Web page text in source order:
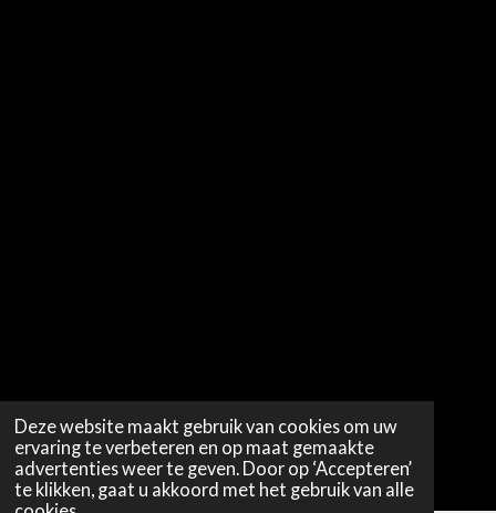
Deze website maakt gebruik van cookies om uw
ervaring te verbeteren en op maat gemaakte
advertenties weer te geven. Door op ‘Accepteren’
te klikken, gaat u akkoord met het gebruik van alle